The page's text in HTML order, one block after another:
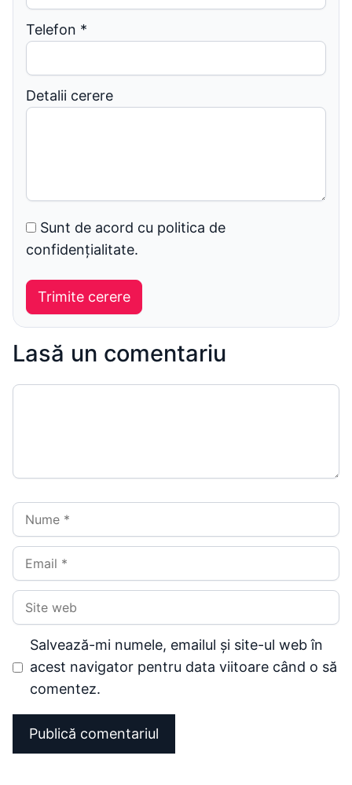
Telefon *
Detalii cerere
Sunt de acord cu politica de
confidențialitate.
Lasă un comentariu
Nume
Email
Site
web
Salvează-mi numele, emailul și site-ul web în
acest navigator pentru data viitoare când o să
comentez.